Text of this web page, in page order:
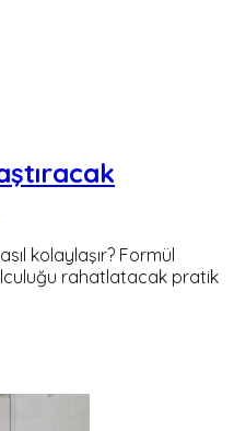
kolaylaşır? Formül
rahatlatacak pratik